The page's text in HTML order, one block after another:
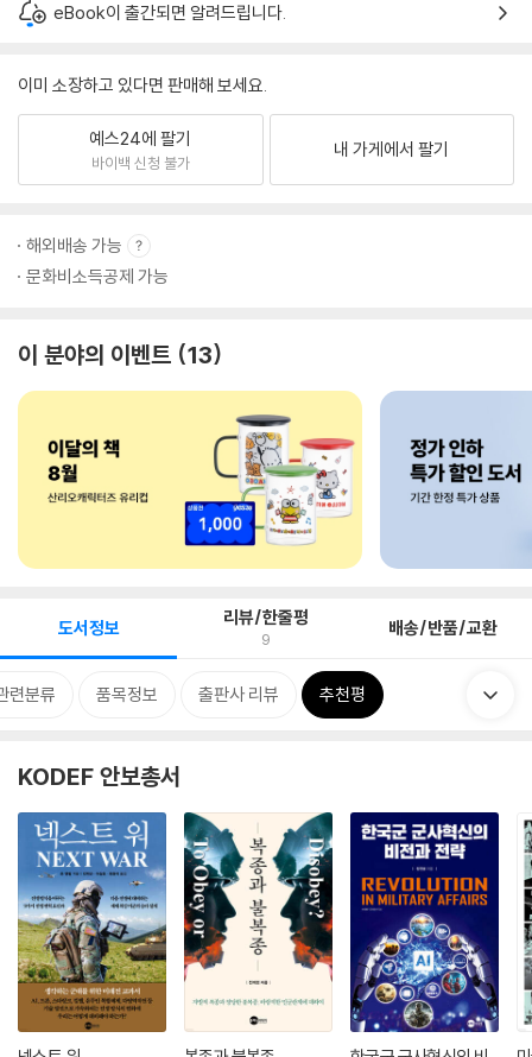
eBook이 출간되면 알려드립니다.
이미 소장하고 있다면 판매해 보세요.
예스24에 팔기
바이백 신청 불가
내 가게에서 팔기
해외배송 가능
문화비소득공제 가능
이 분야의 이벤트 13
도서정보 리뷰/한줄평
9 배송/반품/교환
련분류 품목정보 출판사 리뷰 추천평
KODEF 안보총서